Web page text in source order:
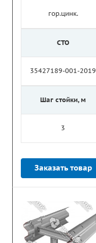
гор.цинк.
СТО
35427189-001-2019
Шаг стойки, м
3
Заказать товар